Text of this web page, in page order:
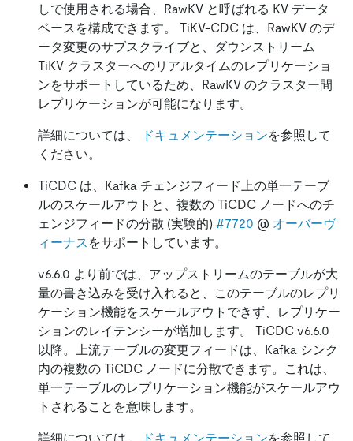
しで使用される場合、RawKV と呼ばれる KV データ
ベースを構成できます。 TiKV-CDC は、RawKV のデ
ータ変更のサブスクライブと、ダウンストリーム
TiKV クラスターへのリアルタイムのレプリケーショ
ンをサポートしているため、RawKV のクラスター間
レプリケーションが可能になります。
詳細については、 ドキュメンテーションを参照して
ください。
TiCDC は、Kafka チェンジフィード上の単一テーブ
ルのスケールアウトと、複数の TiCDC ノードへのチ
ェンジフィードの分散 (実験的) #7720 @ オーバーヴ
ィーナス をサポートしています。
v6.6.0 より前では、アップストリームのテーブルが大
量の書き込みを受け入れると、このテーブルのレプリ
ケーション機能をスケールアウトできず、レプリケー
ションのレイテンシーが増加します。 TiCDC v6.6.0
以降。上流テーブルの変更フィードは、Kafka シンク
内の複数の TiCDC ノードに分散できます。これは、
単一テーブルのレプリケーション機能がスケールアウ
トされることを意味します。